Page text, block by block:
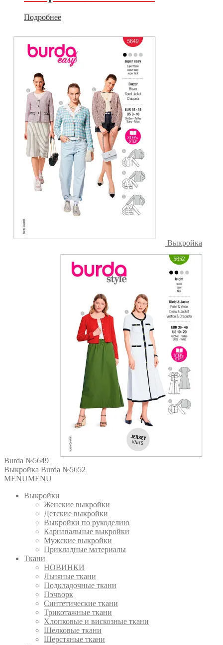
Подробнее
Выкройка
Burda №5649
Выкройка Burda №5652
MENUMENU
Выкройки
Женские выкройки
Детские выкройки
Выкройки по рукоделию
Карнавальные выкройки
Мужские выкройки
Прикладные материалы
Ткани
НОВИНКИ
Льняные ткани
Подкладочные ткани
Пэчворк
Синтетические ткани
Трикотажные ткани
Хлопковые и вискозные ткани
Шелковые ткани
Шерстяные ткани